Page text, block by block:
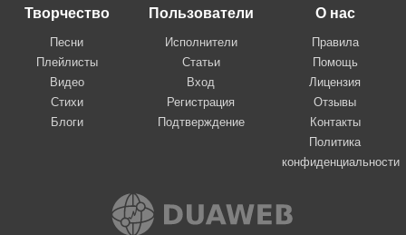
Творчество
Песни
Плейлисты
Видео
Стихи
Блоги
Пользователи
Исполнители
Статьи
Вход
Регистрация
Подтверждение
О нас
Правила
Помощь
Лицензия
Отзывы
Контакты
Политика
конфиденциальности